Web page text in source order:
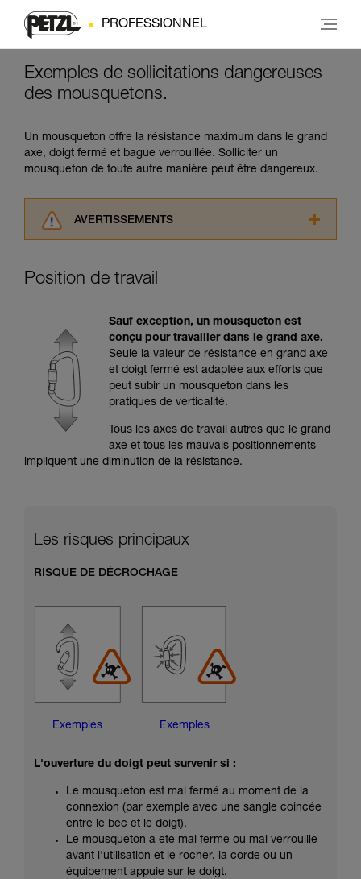
PROFESSIONNEL
Exemples de sollicitations dangereuses
des mousquetons.
Un mousqueton offre la résistance maximum dans le grand
axe, doigt fermé et bague verrouillée. Solliciter un
mousqueton de toute autre manière peut être dangereux.
AVERTISSEMENTS
consulter. Vous devez avoir compris les
pouvoir comprendre ce complément
Maîtriser ces techniques nécessite une
formation et un entraînement spécifique. Validez
avec un professionnel votre capacité à refaire
la manipulation, seul, en toute sécurité, avant
de la reproduire en autonomie.
Nous donnons des exemples de techniques
liées à votre activité. Il peut en exister d’autres
que nous ne décrivons pas ici.
Position de travail
Sauf exception, un mousqueton est
conçu pour travailler dans le grand axe.
Seule la valeur de résistance en grand axe
et doigt fermé est adaptée aux efforts que
peut subir un mousqueton dans les
pratiques de verticalité.
Tous les axes de travail autres que le grand
axe et tous les mauvais positionnements
impliquent une diminution de la résistance.
Les risques principaux
RISQUE DE DÉCROCHAGE
Exemples Exemples
L'ouverture du doigt peut survenir si :
Le mousqueton est mal fermé au moment de la
connexion (par exemple avec une sangle coincée
entre le bec et le doigt).
Le mousqueton a été mal fermé ou mal verrouillé
avant l'utilisation et le rocher, la corde ou un
équipement appuie sur le doigt.